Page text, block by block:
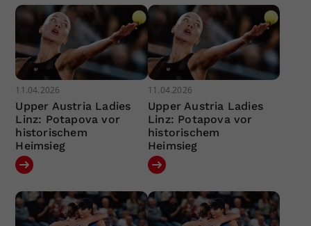
11.04.2026
Upper Austria Ladies
Linz: Potapova vor
historischem
Heimsieg
11.04.2026
Upper Austria Ladies
Linz: Potapova vor
historischem
Heimsieg